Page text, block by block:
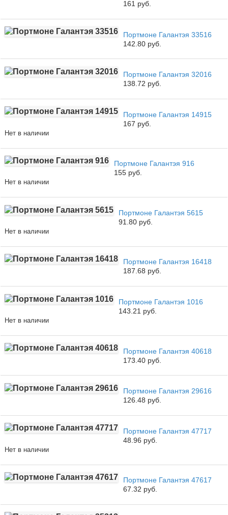
161 руб.
Портмоне Галантэя 33516
142.80 руб.
Портмоне Галантэя 32016
138.72 руб.
Портмоне Галантэя 14915
167 руб.
Нет в наличии
Портмоне Галантэя 916
155 руб.
Нет в наличии
Портмоне Галантэя 5615
91.80 руб.
Нет в наличии
Портмоне Галантэя 16418
187.68 руб.
Портмоне Галантэя 1016
143.21 руб.
Нет в наличии
Портмоне Галантэя 40618
173.40 руб.
Портмоне Галантэя 29616
126.48 руб.
Портмоне Галантэя 47717
48.96 руб.
Нет в наличии
Портмоне Галантэя 47617
67.32 руб.